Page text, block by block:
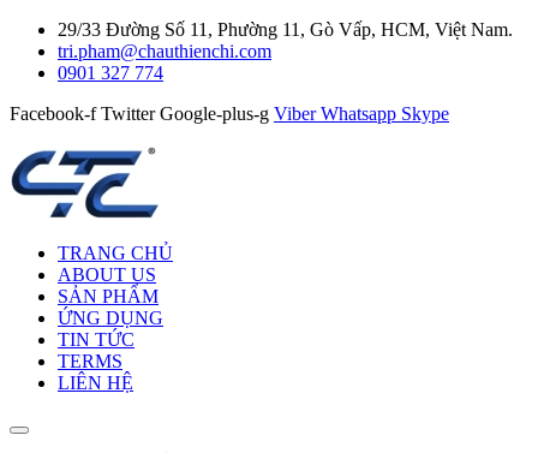
29/33 Đường Số 11, Phường 11, Gò Vấp, HCM, Việt Nam.
tri.pham@chauthienchi.com
0901 327 774
Facebook-f Twitter Google-plus-g Viber Whatsapp Skype
TRANG CHỦ
ABOUT US
SẢN PHẨM
ỨNG DỤNG
TIN TỨC
TERMS
LIÊN HỆ